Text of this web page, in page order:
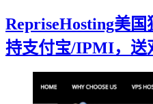
RepriseHosting美
持支付宝/IPMI，送